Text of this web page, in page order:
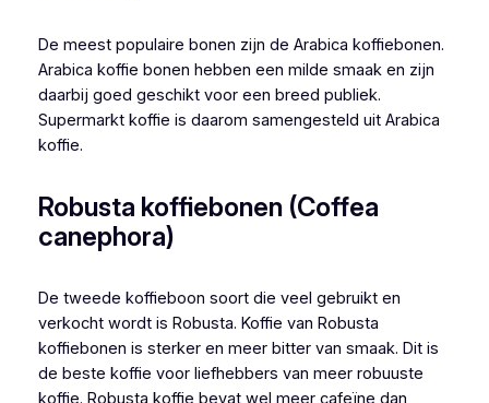
De meest populaire bonen zijn de Arabica koffiebonen.
Arabica koffie bonen hebben een milde smaak en zijn
daarbij goed geschikt voor een breed publiek.
Supermarkt koffie is daarom samengesteld uit Arabica
koffie.
Robusta koffiebonen (Coffea
canephora)
De tweede koffieboon soort die veel gebruikt en
verkocht wordt is Robusta. Koffie van Robusta
koffiebonen is sterker en meer bitter van smaak. Dit is
de beste koffie voor liefhebbers van meer robuuste
koffie. Robusta koffie bevat wel meer cafeïne dan